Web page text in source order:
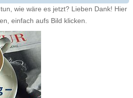
wie wäre es jetzt? Lieben Dank! Hier
einfach aufs Bild klicken.